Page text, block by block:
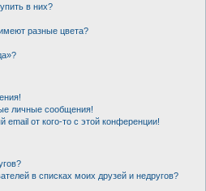
в них?
разные цвета?
личные сообщения!
от кого-то с этой конференции!
в списках моих друзей и недругов?